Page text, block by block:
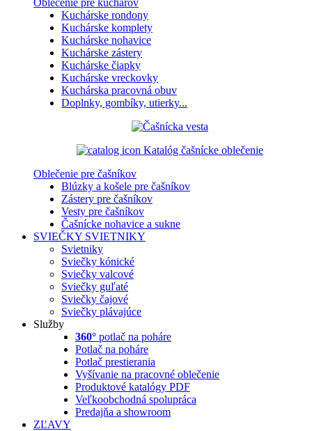
Oblečenie pre kuchárov
Kuchárske rondony
Kuchárske komplety
Kuchárske nohavice
Kuchárske zástery
Kuchárske čiapky
Kuchárske vreckovky
Kuchárska pracovná obuv
Doplnky, gombíky, utierky...
Katalóg čašnícke oblečenie
Oblečenie pre čašníkov
Blúzky a košele pre čašníkov
Zástery pre čašníkov
Vesty pre čašníkov
Čašnícke nohavice a sukne
SVIEČKY SVIETNIKY
Svietniky
Sviečky kónické
Sviečky valcové
Sviečky guľaté
Sviečky čajové
Sviečky plávajúce
Služby
360° potlač na poháre
Potlač na poháre
Potlač prestierania
Vyšívanie na pracovné oblečenie
Produktové katalógy PDF
Veľkoobchodná spolupráca
Predajňa a showroom
ZĽAVY